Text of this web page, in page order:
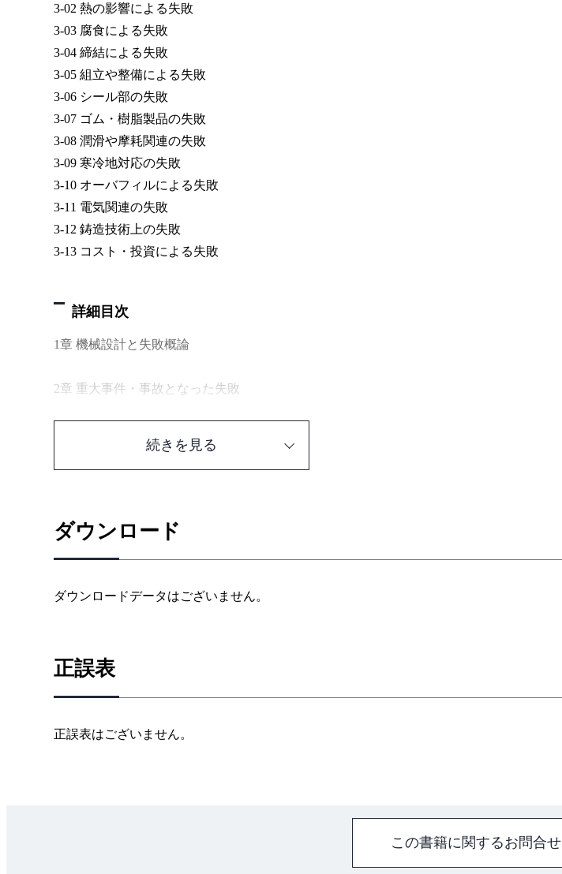
3-02 熱の影響による失敗
3-03 腐食による失敗
3-04 締結による失敗
3-05 組立や整備による失敗
3-06 シール部の失敗
3-07 ゴム・樹脂製品の失敗
3-08 潤滑や摩耗関連の失敗
3-09 寒冷地対応の失敗
3-10 オーバフィルによる失敗
3-11 電気関連の失敗
3-12 鋳造技術上の失敗
3-13 コスト・投資による失敗
詳細目次
1章 機械設計と失敗概論
2章 重大事件・事故となった失敗
2-03 設計者の知識不足による失敗
3章 起こしやすい失敗と克服技術
3-01 強度設計の失敗
2 応力集中による亀裂
6 荷重方向予測の失敗
7 疲労強度による失敗
9 圧入による亀裂発生
続きを見る
ダウンロード
ダウンロードデータはございません。
正誤表
正誤表はございません。
この書籍に関するお問合せ